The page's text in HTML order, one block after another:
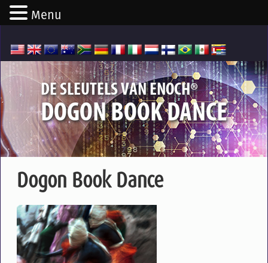
DE SLEUTELS VAN ENOCH®
DOGON BOOK DANCE
Dogon Book Dance
Menu